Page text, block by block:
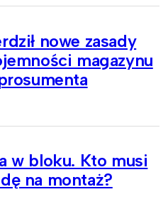
nowe zasady
magazynu
w bloku. Kto musi
na montaż?